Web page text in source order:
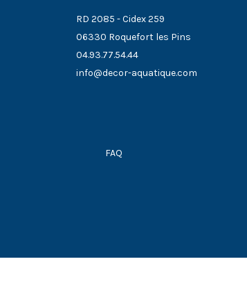
RD 2085 - Cidex 259
06330 Roquefort les Pins
04.93.77.54.44
info@decor-aquatique.com
FAQ